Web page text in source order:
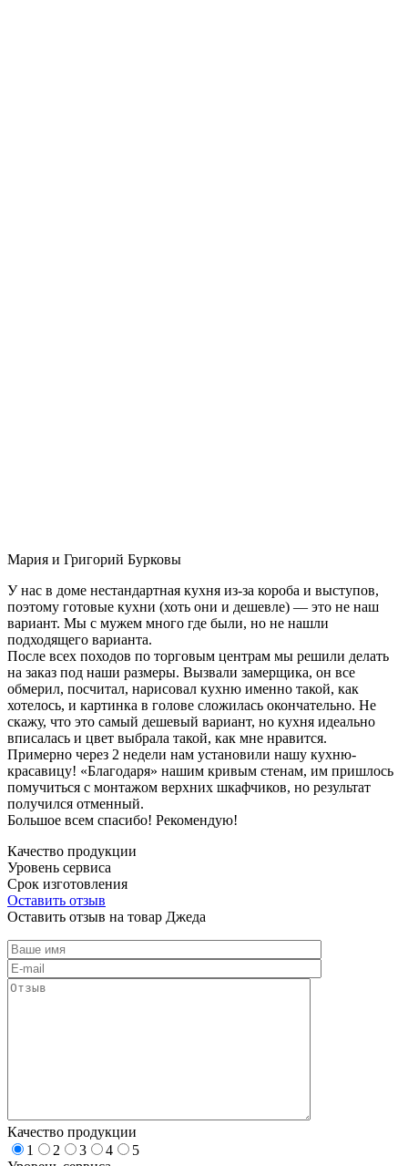
Мария и Григорий Бурковы
У нас в доме нестандартная кухня из-за короба и выступов,
поэтому готовые кухни (хоть они и дешевле) — это не наш
вариант. Мы с мужем много где были, но не нашли
подходящего варианта.
После всех походов по торговым центрам мы решили делать
на заказ под наши размеры. Вызвали замерщика, он все
обмерил, посчитал, нарисовал кухню именно такой, как
хотелось, и картинка в голове сложилась окончательно. Не
скажу, что это самый дешевый вариант, но кухня идеально
вписалась и цвет выбрала такой, как мне нравится.
Примерно через 2 недели нам установили нашу кухню-
красавицу! «Благодаря» нашим кривым стенам, им пришлось
помучиться с монтажом верхних шкафчиков, но результат
получился отменный.
Большое всем спасибо! Рекомендую!
Качество продукции
Уровень сервиса
Срок изготовления
Оставить отзыв
Оставить отзыв на товар Джеда
Качество продукции
1
2 3 4
5